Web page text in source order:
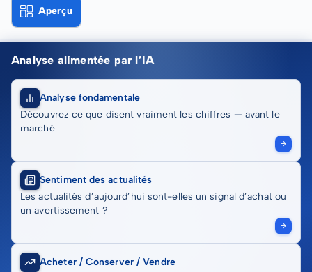
Aperçu
Analyse alimentée par l’IA
Analyse fondamentale
Découvrez ce que disent vraiment les chiffres — avant le
marché
Sentiment des actualités
Les actualités d’aujourd’hui sont-elles un signal d’achat ou
un avertissement ?
Acheter / Conserver / Vendre